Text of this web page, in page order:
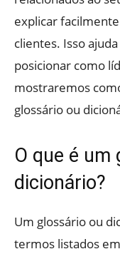
explicar
clientes. Isso
posicionar como
mostraremos
glossário ou
O que é um
dicionário?
Um glossário ou
termos listados